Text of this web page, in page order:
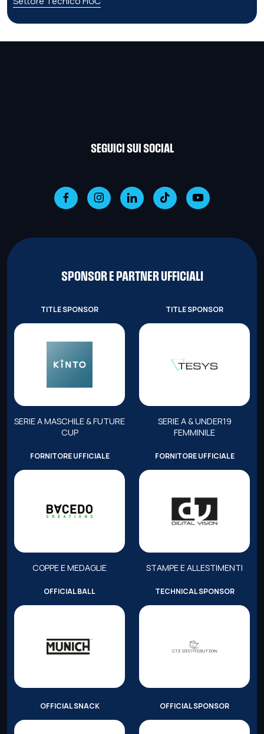
SEGUICI SUI SOCIAL
SPONSOR E PARTNER UFFICIALI
TITLE SPONSOR
SERIE A MASCHILE & FUTURE
CUP
TITLE SPONSOR
SERIE A & UNDER19
FEMMINILE
FORNITORE UFFICIALE
COPPE E MEDAGLIE
FORNITORE UFFICIALE
STAMPE E ALLESTIMENTI
OFFICIAL BALL TECHNICAL SPONSOR
OFFICIAL SNACK OFFICIAL SPONSOR